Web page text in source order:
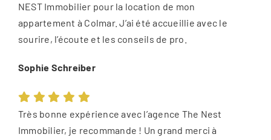
NEST Immobilier pour la location de mon
appartement à Colmar. J’ai été accueillie avec le
sourire, l’écoute et les conseils de pro.
Sophie Schreiber
Très bonne expérience avec l’agence The Nest
Immobilier, je recommande ! Un grand merci à